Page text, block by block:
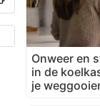
Onweer en
in de
je